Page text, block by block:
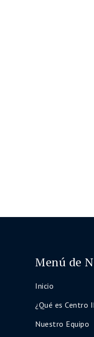
Menú de
Inicio
¿Qué es Centro
Nuestro Equipo